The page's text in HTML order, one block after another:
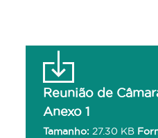
Reunião de
Anexo 1
Tamanho: 27.30 KB